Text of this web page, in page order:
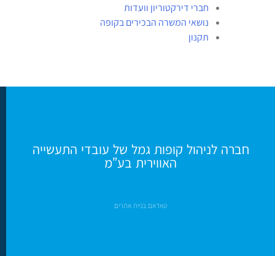
חברי דירקטוריון וועדות
נושאי המשרה הבכירים בקופה
תקנון
חברה לניהול קופות גמל של עובדי התעשייה
האווירית בע”מ
טאדאם בניית אתרים